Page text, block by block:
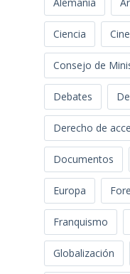
Ciencia Cine
Consejo de
Debates
Derecho de
Documentos
Europa
Franquismo
Globalización